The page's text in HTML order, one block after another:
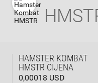
HAMSTER KOMBAT
HMSTR CIJENA
0,00018 USD